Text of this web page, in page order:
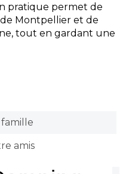
pratique permet de
Montpellier et de
tout en gardant une
amis